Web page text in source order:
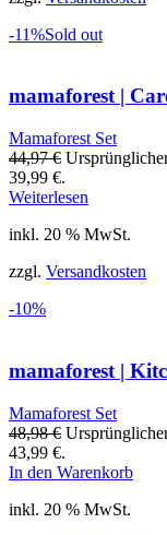
-11%Sold out
mamaforest |
Mamaforest Set
44,97€
39,99 €.
Weiterlesen
inkl. 20 % MwSt.
zzgl. Versandkosten
-10%
mamaforest |
Mamaforest Set
48,98€
43,99 €.
In den Warenkorb
inkl. 20 % MwSt.